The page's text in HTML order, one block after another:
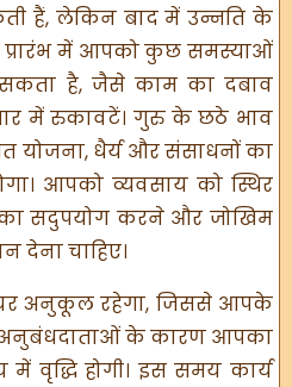
हैं, लेकिन बाद में उन्नति के
प्रारंभ में आपको कुछ समस्याओं
है, जैसे काम का दबाव
में रुकावटें। गुरु के छठे भाव
योजना, धैर्य और संसाधनों का
आपको व्यवसाय को स्थिर
सदुपयोग करने और जोखिम
देना चाहिए।
अनुकूल रहेगा, जिससे आपके
अनुबंधदाताओं के कारण आपका
वृद्धि होगी। इस समय कार्य